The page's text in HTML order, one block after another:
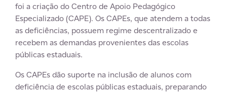
foi a criação do Centro de Apoio Pedagógico
Especializado (CAPE). Os CAPEs, que atendem a todas
as deficiências, possuem regime descentralizado e
recebem as demandas provenientes das escolas
públicas estaduais.
Os CAPEs dão suporte na inclusão de alunos com
deficiência de escolas públicas estaduais, preparando